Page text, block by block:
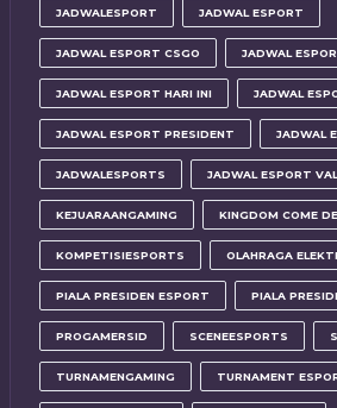
JADWALESPORT JADWAL ESPORT
JADWAL ESPORT CSGO JADWAL
JADWAL ESPORT HARI INI JADWAL
JADWAL ESPORT PRESIDENT JADWAL
JADWALESPORTS JADWAL ESPORT
KEJUARAANGAMING KINGDOM COME
KOMPETISIESPORTS OLAHRAGA
PIALA PRESIDEN ESPORT PIALA
PROGAMERSID SCENEESPORTS
TURNAMENGAMING TURNAMENT